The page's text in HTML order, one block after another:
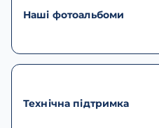
Наші фотоальбоми
Технічна підтримка